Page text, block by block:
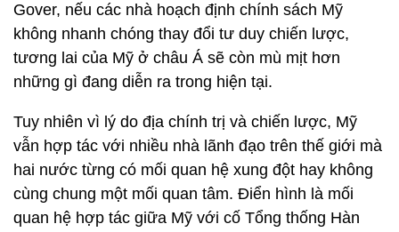
Gover, nếu các nhà hoạch định chính sách Mỹ
không nhanh chóng thay đổi tư duy chiến lược,
tương lai của Mỹ ở châu Á sẽ còn mù mịt hơn
những gì đang diễn ra trong hiện tại.
Tuy nhiên vì lý do địa chính trị và chiến lược, Mỹ
vẫn hợp tác với nhiều nhà lãnh đạo trên thế giới mà
hai nước từng có mối quan hệ xung đột hay không
cùng chung một mối quan tâm. Điển hình là mối
quan hệ hợp tác giữa Mỹ với cố Tổng thống Hàn